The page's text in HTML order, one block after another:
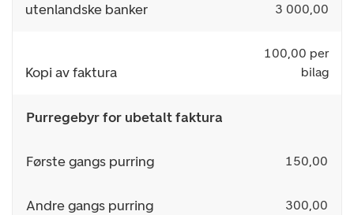
utenlandske banker
3 000,00
Kopi av faktura
100,00 per
bilag
Purregebyr for ubetalt faktura
Første gangs purring 150,00
Andre gangs purring 300,00